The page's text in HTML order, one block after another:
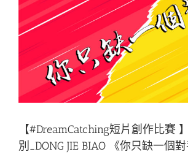
【#DreamCatching短片創作比賽
別_DONG JIE BIAO 《你只缺一個對